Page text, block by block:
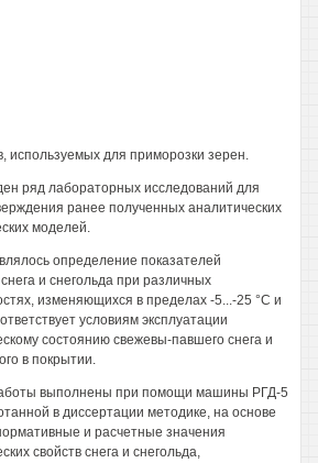
используемых для приморозки зерен.
ряд лабораторных исследований для
ранее полученных аналитических
моделей.
определение показателей
и снегольда при различных
изменяющихся в пределах -5...-25 °С и
условиям эксплуатации
состоянию свежевы-павшего снега и
в покрытии.
выполнены при помощи машины РГД-5
в диссертации методике, на основе
и расчетные значения
свойств снега и снегольда,